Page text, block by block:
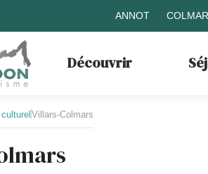
ANNOT
Découvrir
Villars-Colmars